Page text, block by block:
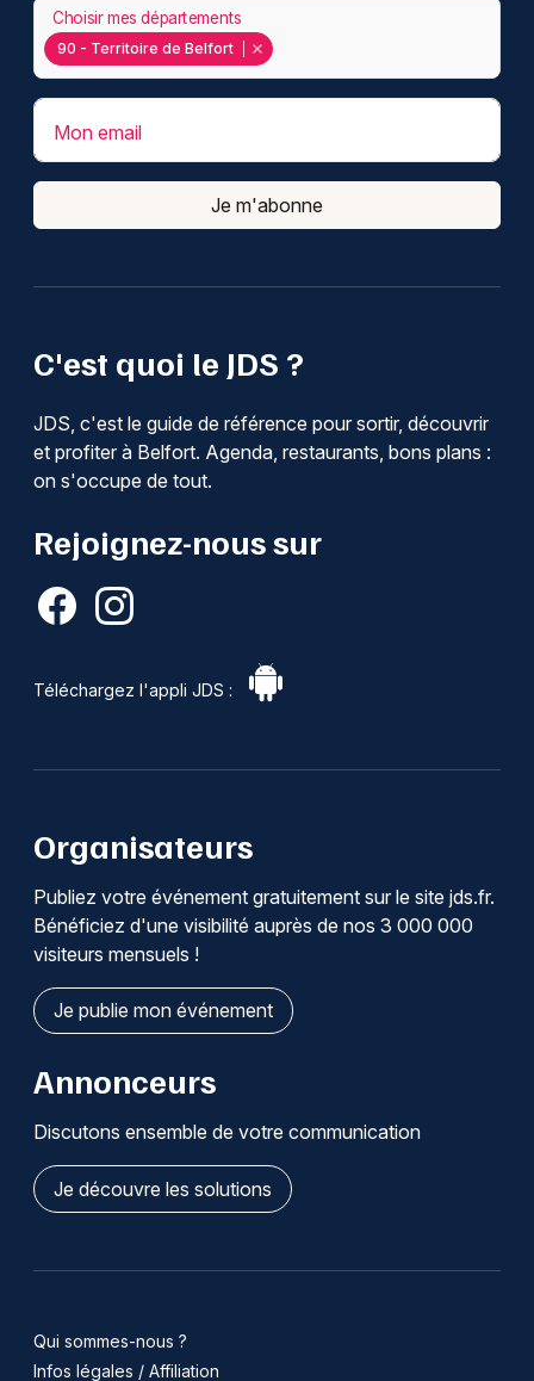
C'est quoi le JDS ?
JDS, c'est le guide de référence pour sortir, découvrir
et profiter à Belfort. Agenda, restaurants, bons plans :
on s'occupe de tout.
Rejoignez-nous sur
Téléchargez l'appli JDS :
90 - Territoire de Belfort
Choisir mes départements
Mon email
Je m'abonne
Organisateurs
Publiez votre événement gratuitement sur le site jds.fr.
Bénéficiez d'une visibilité auprès de nos 3 000 000
visiteurs mensuels !
Je publie mon événement
Annonceurs
Discutons ensemble de votre communication
Je découvre les solutions
Qui sommes-nous ?
Infos légales / Affiliation